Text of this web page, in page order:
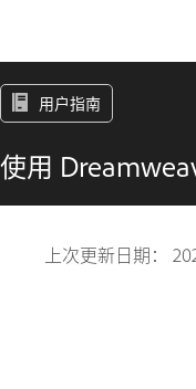
用户指南
使用
上次更新日期：